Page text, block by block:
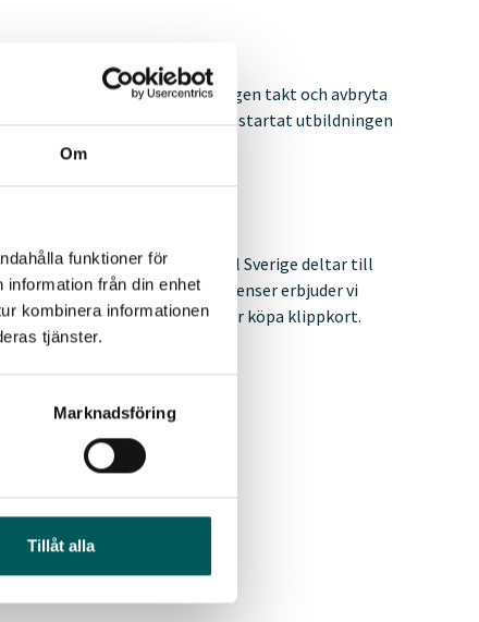
Om
funktioner för
från din enhet
kombinera informationen
tjänster.
Marknadsföring
Tillåt alla
utbildningen helt i din egen takt och avbryta
du har registrerat dig och startat utbildningen
Medlemmar hos Avfall Sverige deltar till
köpa in ett paket med 10 licenser erbjuder vi
vill veta mer om klippkort eller köpa klippkort.